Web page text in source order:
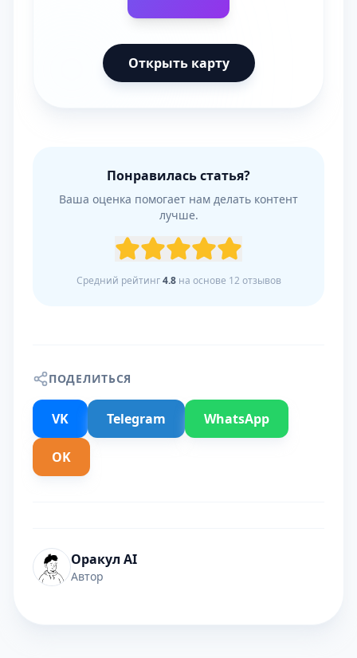
Открыть карту
Понравилась статья?
Ваша оценка помогает нам делать контент
лучше.
Средний рейтинг4.8на основе 12 отзывов
ПОДЕЛИТЬСЯ
VK Telegram WhatsApp
OK
Оракул AI
Автор